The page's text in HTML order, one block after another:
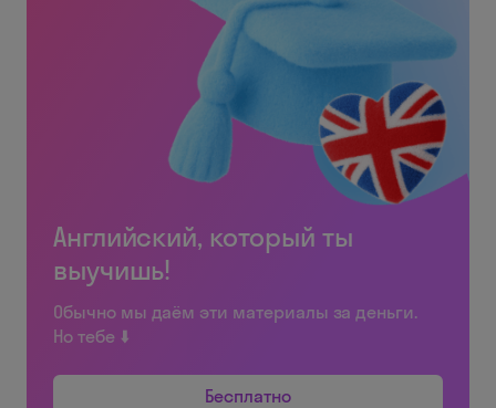
Английский, который ты
выучишь!
Обычно мы даём эти материалы за деньги.
Но тебе ⬇️
Бесплатно